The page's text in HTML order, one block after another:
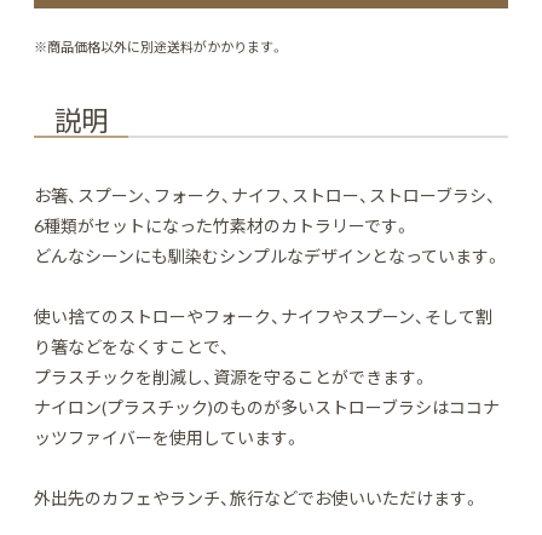
※商品価格以外に別途送料がかかります。
説明
お箸、スプーン、フォーク、ナイフ、ストロー、ストローブラシ、
6種類がセットになった竹素材のカトラリーです。
どんなシーンにも馴染むシンプルなデザインとなっています。
使い捨てのストローやフォーク、ナイフやスプーン、そして割
り箸などをなくすことで、
プラスチックを削減し、資源を守ることができます。
ナイロン(プラスチック)のものが多いストローブラシはココナ
ッツファイバーを使用しています。
外出先のカフェやランチ、旅行などでお使いいただけます。